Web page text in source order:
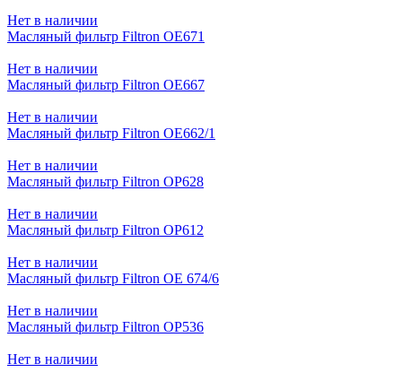
Нет в наличии
Масляный фильтр Filtron OE671
Нет в наличии
Масляный фильтр Filtron OE667
Нет в наличии
Масляный фильтр Filtron OE662/1
Нет в наличии
Масляный фильтр Filtron OP628
Нет в наличии
Масляный фильтр Filtron OP612
Нет в наличии
Масляный фильтр Filtron OE 674/6
Нет в наличии
Масляный фильтр Filtron OP536
Нет в наличии